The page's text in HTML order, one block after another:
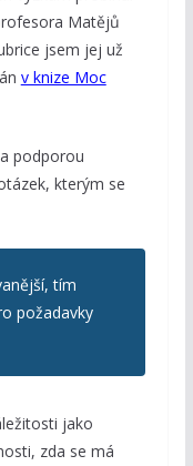
Matějů
jsem jej už
v knize Moc
podporou
kterým se
tím
požadavky
jako
zda se má